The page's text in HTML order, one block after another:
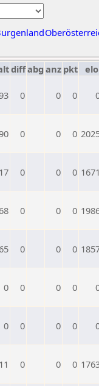
diffabg anz pkt
0 0 0
0 0 0
0 0 0
0 0 0
0 0 0
0 0 0 0
0 0 0 0
0 0 0